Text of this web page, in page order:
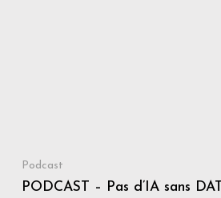
Podcast
PODCAST – Pas d’IA sans